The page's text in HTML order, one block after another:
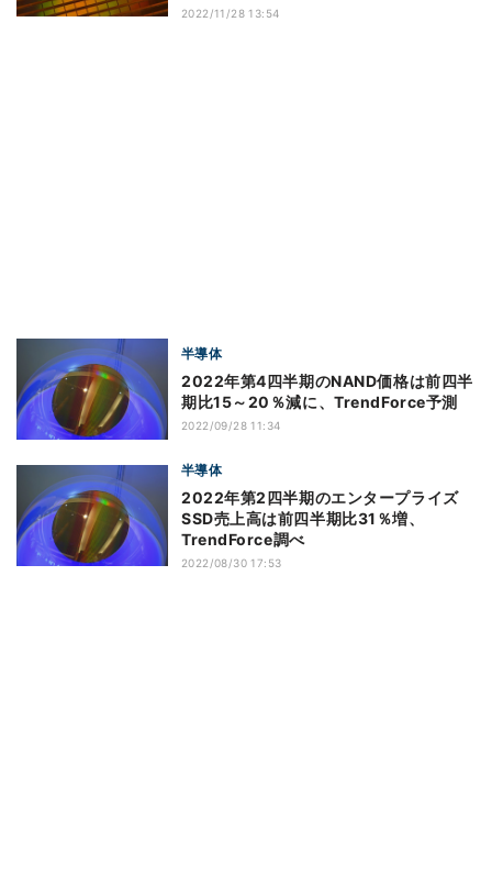
2022/11/28 13:54
半導体
2022年第4四半期のNAND価格は前四半
期比15～20％減に、TrendForce予測
2022/09/28 11:34
半導体
2022年第2四半期のエンタープライズ
SSD売上高は前四半期比31％増、
TrendForce調べ
2022/08/30 17:53